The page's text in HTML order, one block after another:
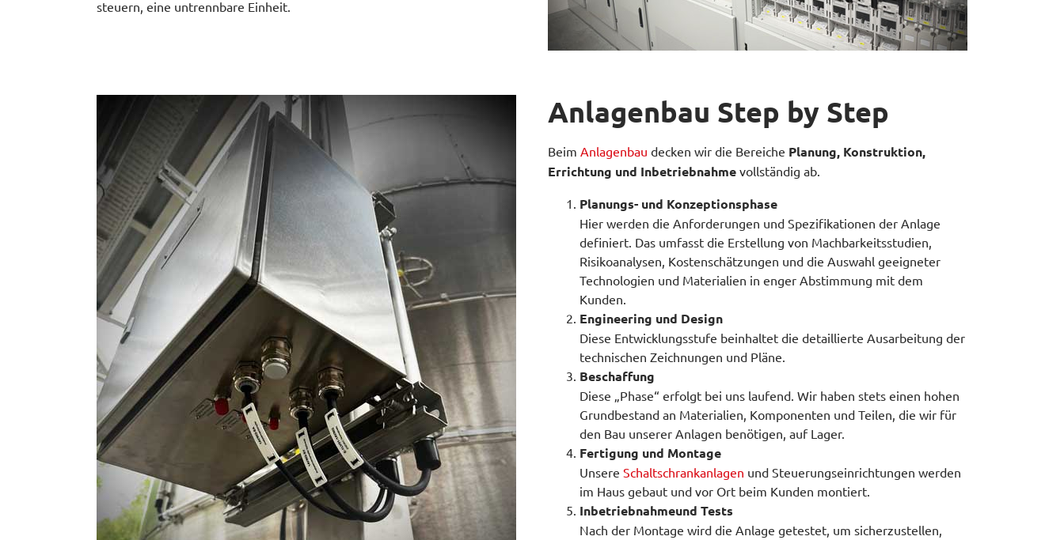
steuern, eine untrennbare Einheit.
Anlagenbau Step by Step
Beim Anlagenbau decken wir die Bereiche Planung, Konstruktion,
Errichtung und Inbetriebnahme vollständig ab.
Planungs- und Konzeptionsphase
Hier werden die Anforderungen und Spezifikationen der Anlage
definiert. Das umfasst die Erstellung von Machbarkeitsstudien,
Risikoanalysen, Kostenschätzungen und die Auswahl geeigneter
Technologien und Materialien in enger Abstimmung mit dem
Kunden.
Engineering und Design
Diese Entwicklungsstufe beinhaltet die detaillierte Ausarbeitung der
technischen Zeichnungen und Pläne.
Beschaffung
Diese „Phase“ erfolgt bei uns laufend. Wir haben stets einen hohen
Grundbestand an Materialien, Komponenten und Teilen, die wir für
den Bau unserer Anlagen benötigen, auf Lager.
Fertigung und Montage
Unsere Schaltschrankanlagen und Steuerungseinrichtungen werden
im Haus gebaut und vor Ort beim Kunden montiert.
Inbetriebnahmeund Tests
Nach der Montage wird die Anlage getestet, um sicherzustellen,